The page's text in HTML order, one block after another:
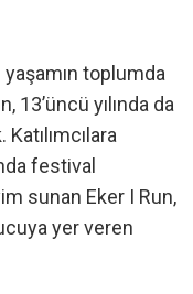
yaşamın toplumda
13’üncü yılında da
festival
sunan Eker I Run,
yer veren